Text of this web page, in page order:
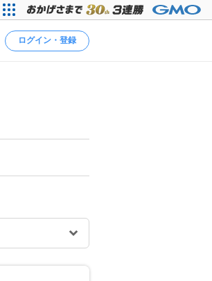
ログイン・登録